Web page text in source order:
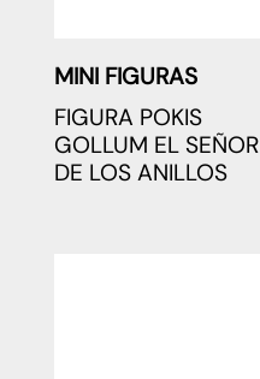
MINI FIGURAS
FIGURA POKIS
GOLLUM EL SEÑOR
DE LOS ANILLOS